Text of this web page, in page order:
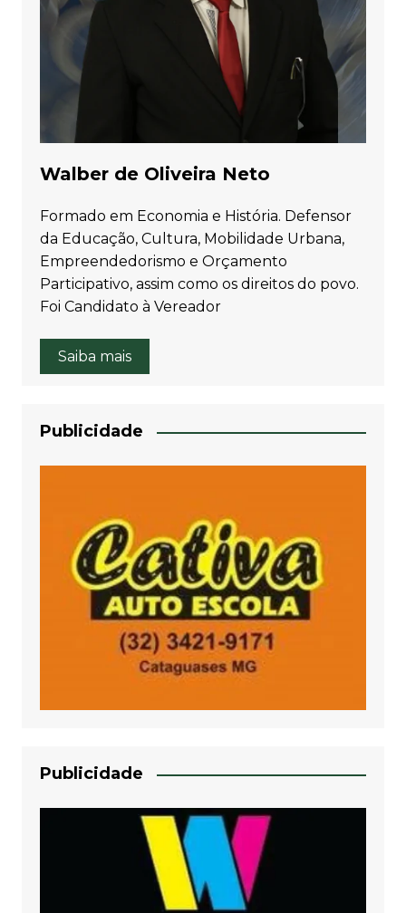
Walber de Oliveira Neto
Formado em Economia e História. Defensor
da Educação, Cultura, Mobilidade Urbana,
Empreendedorismo e Orçamento
Participativo, assim como os direitos do povo.
Foi Candidato à Vereador
Saiba mais
Publicidade
Publicidade